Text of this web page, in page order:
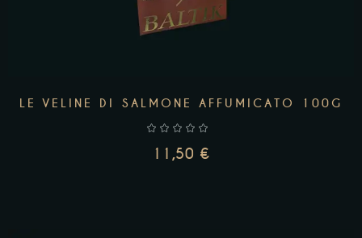
LE VELINE DI SALMONE AFFUMICATO 100G
11,50 €